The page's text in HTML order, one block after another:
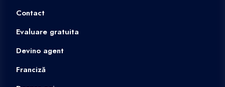
Contact
Evaluare gratuita
Devino agent
Franciză